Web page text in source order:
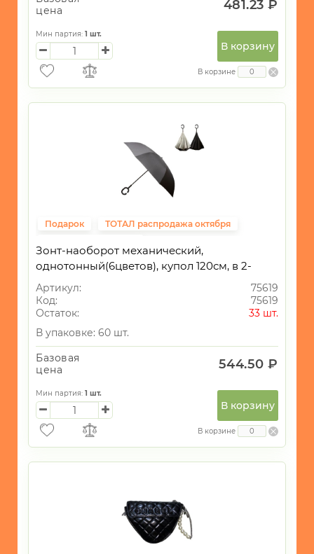
цена
481.23 ₽
Мин партия: 1 шт.
В корзину
В корзине
Подарок
ТОТАЛ распродажа октября
Зонт-наоборот механический,
однотонный(6цветов), купол 120см, в 2-
сложения
Артикул:
75619
Код:
75619
Остаток:
33 шт.
В упаковке: 60 шт.
Базовая
цена
544.50 ₽
Мин партия: 1 шт.
В корзину
В корзине